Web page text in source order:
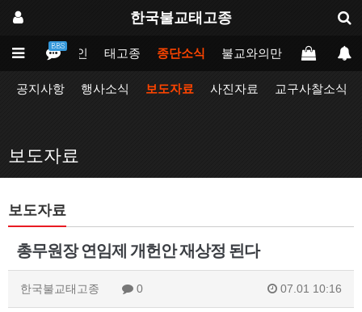
한국불교태고종
BBS
메인 태고종 종단소식 불교와의만남 업무포털
공지사항 행사소식 보도자료 사진자료 교구사찰소식
보도자료
보도자료
총무원장 연임제 개헌안 재상정 된다
한국불교태고종 0 07.01 10:16